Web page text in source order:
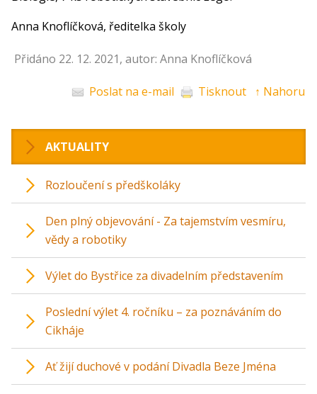
Anna Knoflíčková, ředitelka školy
Přidáno 22. 12. 2021, autor: Anna Knoflíčková
Poslat na e-mail Tisknout ↑ Nahoru
AKTUALITY
Rozloučení s předškoláky
Den plný objevování - Za tajemstvím vesmíru,
vědy a robotiky
Výlet do Bystřice za divadelním představením
Poslední výlet 4. ročníku – za poznáváním do
Cikháje
Ať žijí duchové v podání Divadla Beze Jména